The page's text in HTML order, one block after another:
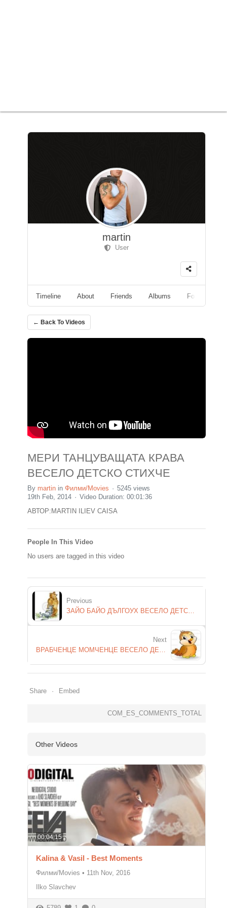
martin
User
Timeline About Friends Albums Followers
← Back To Videos
МЕРИ ТАНЦУВАЩАТА КРАВА
ВЕСЕЛО ДЕТСКО СТИХЧЕ
By martin in Филми/Movies
5245 views
19th Feb, 2014
Video Duration: 00:01:36
АВТОР:MARTIN ILIEV CAISA
People In This Video
No users are tagged in this video
Previous
Next
Share Embed
COM_ES_COMMENTS_TOTAL
Other Videos
00:04:15
Kalina & Vasil - Best Moments
Филми/Movies • 11th Nov, 2016
Ilko Slavchev